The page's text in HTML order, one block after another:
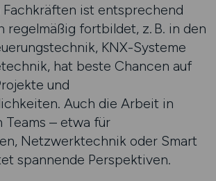
Fachkräften ist entsprechend
regelmäßig fortbildet, z. B. in den
KNX-Systeme
hat beste Chancen auf
und
Auch die Arbeit in
– etwa für
Netzwerktechnik oder Smart
spannende Perspektiven.